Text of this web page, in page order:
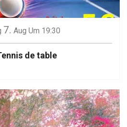
7. Aug Um 19:30
de table